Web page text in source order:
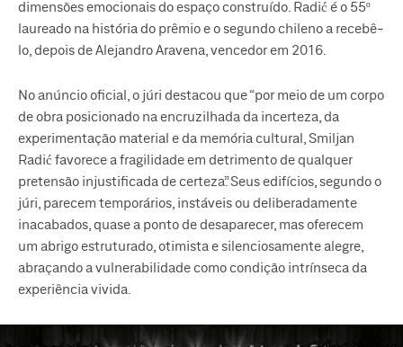
dimensões emocionais do espaço construído. Radić é o 55º
laureado na história do prêmio e o segundo chileno a recebê-
lo, depois de Alejandro Aravena, vencedor em 2016.
No anúncio oficial, o júri destacou que “por meio de um corpo
de obra posicionado na encruzilhada da incerteza, da
experimentação material e da memória cultural, Smiljan
Radić favorece a fragilidade em detrimento de qualquer
pretensão injustificada de certeza”. Seus edifícios, segundo o
júri, parecem temporários, instáveis ou deliberadamente
inacabados, quase a ponto de desaparecer, mas oferecem
um abrigo estruturado, otimista e silenciosamente alegre,
abraçando a vulnerabilidade como condição intrínseca da
experiência vivida.